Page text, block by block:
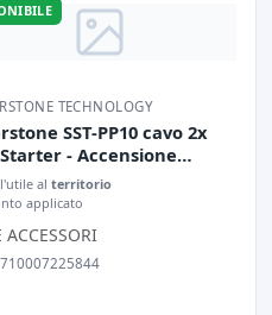
TECHNOLOGY
SST-PP10 cavo 2x
- Accensione
di 2x PSU
al territorio
applicato
ACCESSORI